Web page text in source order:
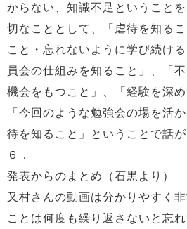
からない、知識不足ということ
切なこととして、「虐待を知る
こと・忘れないように学び続け
員会の仕組みを知ること」、「
機会をもつこと」、「経験を深
「今回のような勉強会の場を活
待を知ること」ということで話が
６．
発表からのまとめ（石黒より）
又村さんの動画は分かりやすく
ことは何度も繰り返さないと忘